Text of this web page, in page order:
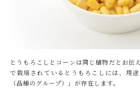
とうもろこしとコーンは同じ植物だとお伝
で栽培されているとうもろこしには、用
（品種のグループ）」が存在します。